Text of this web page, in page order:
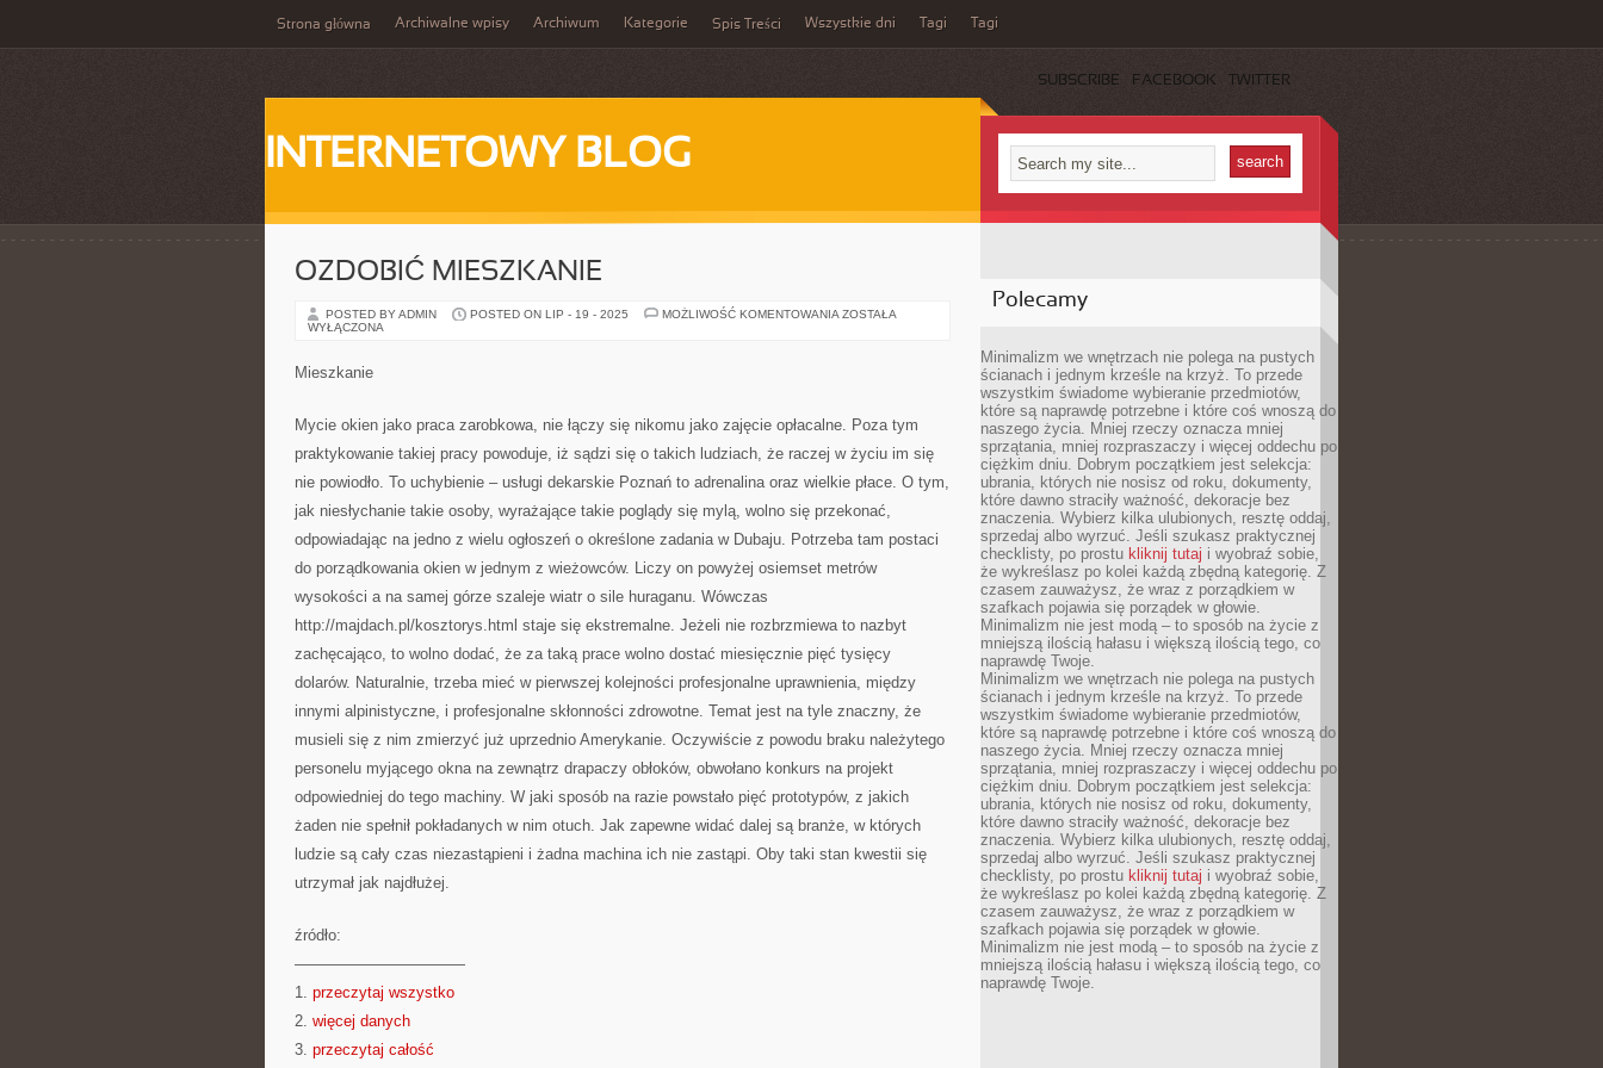
Strona główna Archiwalne wpisy Archiwum Kategorie Spis Treści Wszystkie dni Tagi Tagi
SUBSCRIBE FACEBOOK TWITTER
INTERNETOWY BLOG
OZDOBIĆ MIESZKANIE
POSTED BY ADMIN POSTED ON LIP - 19 - 2025 MOŻLIWOŚĆ KOMENTOWANIA OZDOBIĆ
ZOSTAŁA
WYŁĄCZONA
Mieszkanie
Mycie okien jako praca zarobkowa, nie łączy się nikomu jako zajęcie opłacalne. Poza tym
praktykowanie takiej pracy powoduje, iż sądzi się o takich ludziach, że raczej w życiu im się
nie powiodło. To uchybienie – usługi dekarskie Poznań to adrenalina oraz wielkie płace. O tym,
jak niesłychanie takie osoby, wyrażające takie poglądy się mylą, wolno się przekonać,
odpowiadając na jedno z wielu ogłoszeń o określone zadania w Dubaju. Potrzeba tam postaci
do porządkowania okien w jednym z wieżowców. Liczy on powyżej osiemset metrów
wysokości a na samej górze szaleje wiatr o sile huraganu. Wówczas
http://majdach.pl/kosztorys.html staje się ekstremalne. Jeżeli nie rozbrzmiewa to nazbyt
zachęcająco, to wolno dodać, że za taką prace wolno dostać miesięcznie pięć tysięcy
dolarów. Naturalnie, trzeba mieć w pierwszej kolejności profesjonalne uprawnienia, między
innymi alpinistyczne, i profesjonalne skłonności zdrowotne. Temat jest na tyle znaczny, że
musieli się z nim zmierzyć już uprzednio Amerykanie. Oczywiście z powodu braku należytego
personelu myjącego okna na zewnątrz drapaczy obłoków, obwołano konkurs na projekt
odpowiedniej do tego machiny. W jaki sposób na razie powstało pięć prototypów, z jakich
żaden nie spełnił pokładanych w nim otuch. Jak zapewne widać dalej są branże, w których
ludzie są cały czas niezastąpieni i żadna machina ich nie zastąpi. Oby taki stan kwestii się
utrzymał jak najdłużej.
źródło:
———————————
1. przeczytaj wszystko
2. więcej danych
3. przeczytaj całość
Polecamy
Minimalizm we wnętrzach nie polega na pustych
ścianach i jednym krześle na krzyż. To przede
wszystkim świadome wybieranie przedmiotów,
które są naprawdę potrzebne i które coś wnoszą do
naszego życia. Mniej rzeczy oznacza mniej
sprzątania, mniej rozpraszaczy i więcej oddechu po
ciężkim dniu. Dobrym początkiem jest selekcja:
ubrania, których nie nosisz od roku, dokumenty,
które dawno straciły ważność, dekoracje bez
znaczenia. Wybierz kilka ulubionych, resztę oddaj,
sprzedaj albo wyrzuć. Jeśli szukasz praktycznej
checklisty, po prostu kliknij tutaj i wyobraź sobie,
że wykreślasz po kolei każdą zbędną kategorię. Z
czasem zauważysz, że wraz z porządkiem w
szafkach pojawia się porządek w głowie.
Minimalizm nie jest modą – to sposób na życie z
mniejszą ilością hałasu i większą ilością tego, co
naprawdę Twoje.
Minimalizm we wnętrzach nie polega na pustych
ścianach i jednym krześle na krzyż. To przede
wszystkim świadome wybieranie przedmiotów,
które są naprawdę potrzebne i które coś wnoszą do
naszego życia. Mniej rzeczy oznacza mniej
sprzątania, mniej rozpraszaczy i więcej oddechu po
ciężkim dniu. Dobrym początkiem jest selekcja:
ubrania, których nie nosisz od roku, dokumenty,
które dawno straciły ważność, dekoracje bez
znaczenia. Wybierz kilka ulubionych, resztę oddaj,
sprzedaj albo wyrzuć. Jeśli szukasz praktycznej
checklisty, po prostu kliknij tutaj i wyobraź sobie,
że wykreślasz po kolei każdą zbędną kategorię. Z
czasem zauważysz, że wraz z porządkiem w
szafkach pojawia się porządek w głowie.
Minimalizm nie jest modą – to sposób na życie z
mniejszą ilością hałasu i większą ilością tego, co
naprawdę Twoje.